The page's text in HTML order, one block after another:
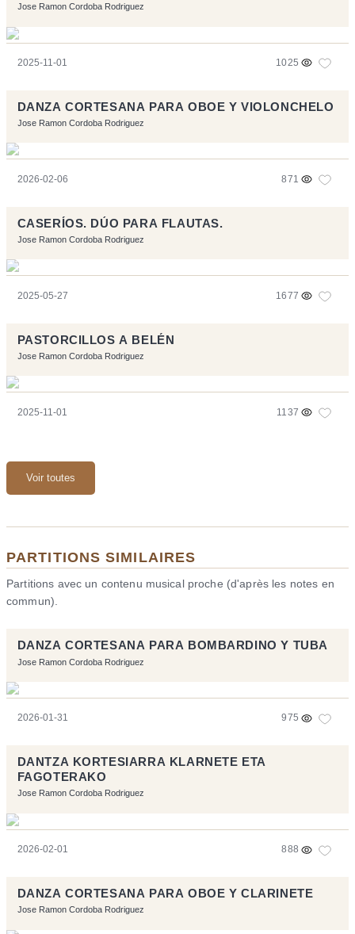
Jose Ramon Cordoba Rodriguez
2025-11-01 1025
DANZA CORTESANA PARA OBOE Y VIOLONCHELO
Jose Ramon Cordoba Rodriguez
2026-02-06 871
CASERÍOS. DÚO PARA FLAUTAS.
Jose Ramon Cordoba Rodriguez
2025-05-27 1677
PASTORCILLOS A BELÉN
Jose Ramon Cordoba Rodriguez
2025-11-01 1137
Voir toutes
PARTITIONS SIMILAIRES
Partitions avec un contenu musical proche (d'après les notes en
commun).
DANZA CORTESANA PARA BOMBARDINO Y TUBA
Jose Ramon Cordoba Rodriguez
2026-01-31 975
DANTZA KORTESIARRA KLARNETE ETA
FAGOTERAKO
Jose Ramon Cordoba Rodriguez
2026-02-01 888
DANZA CORTESANA PARA OBOE Y CLARINETE
Jose Ramon Cordoba Rodriguez